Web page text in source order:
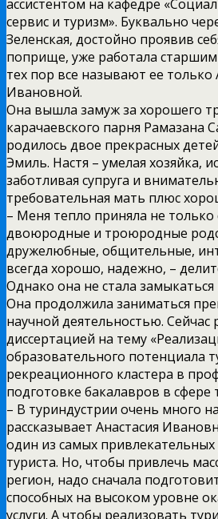
ассистентом на кафедре
сервис и туризм». Буквально
Зеленская, достойно проявив
поприще, уже работала
тех пор все называют ее только
Ивановной.
Она вышла замуж за хорошего
карачаевского парня Рамазана
родилось двое прекрасных
Эмиль. Настя – умелая хозяйка,
заботливая супруга и
требовательная мать плюс
– Меня тепло приняла не
двоюродные и троюродные
дружелюбные, общительные,
всегда хорошо, надежно, –
Однако она не стала
Она продолжила заниматься
научной деятельностью. Сейчас
диссертацией на тему
образовательного потенциала
рекреационного кластера в
подготовке бакалавров в сфере
– В туриндустрии очень много
рассказывает Анастасия
один из самых привлекательных
туриста. Но, чтобы привлечь
регион, надо сначала
способных на высоком уровне
услуги. А чтобы реализовать